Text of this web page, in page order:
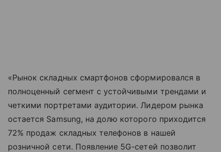
«Рынок складных смартфонов сформировался в
полноценный сегмент с устойчивыми трендами и
четкими портретами аудитории. Лидером рынка
остается Samsung, на долю которого приходится
72% продаж складных телефонов в нашей
розничной сети. Появление 5G-сетей позволит